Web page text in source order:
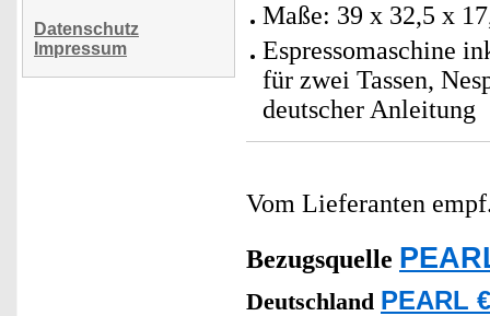
Datenschutz
Impressum
Maße: 39 x 32,5 x
Espressomaschine
für zwei Tassen,
deutscher Anleitung
Vom Lieferanten
Bezugsquelle
Deutschland PEARL